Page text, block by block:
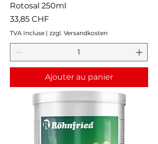
Rotosal 250ml
Prix
33,85 CHF
TVA Incluse | zzgl. Versandkosten
Ajouter au panier